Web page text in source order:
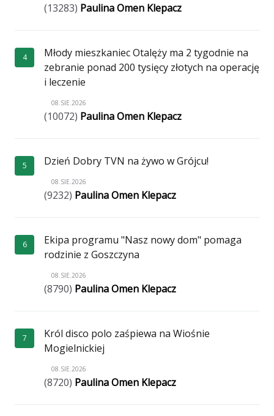
(13283) Paulina Omen Klepacz
4
Młody mieszkaniec Otalęży ma 2 tygodnie na
zebranie ponad 200 tysięcy złotych na operację
i leczenie
08.SIE.2026
(10072) Paulina Omen Klepacz
5 Dzień Dobry TVN na żywo w Grójcu!
08.SIE.2026
(9232) Paulina Omen Klepacz
6
Ekipa programu "Nasz nowy dom" pomaga
rodzinie z Goszczyna
08.SIE.2026
(8790) Paulina Omen Klepacz
7
Król disco polo zaśpiewa na Wiośnie
Mogielnickiej
08.SIE.2026
(8720) Paulina Omen Klepacz